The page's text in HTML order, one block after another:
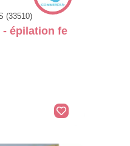
(33510)
épilation fe